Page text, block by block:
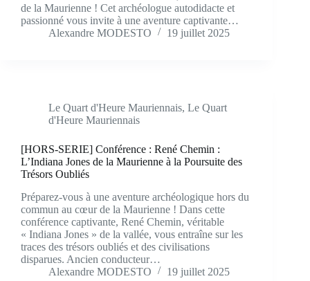
de la Maurienne ! Cet archéologue autodidacte et
passionné vous invite à une aventure captivante…
Alexandre MODESTO
19 juillet 2025
Le Quart d'Heure Mauriennais, Le Quart
d'Heure Mauriennais
[HORS-SERIE] Conférence : René Chemin :
L’Indiana Jones de la Maurienne à la Poursuite des
Trésors Oubliés
Préparez-vous à une aventure archéologique hors du
commun au cœur de la Maurienne ! Dans cette
conférence captivante, René Chemin, véritable
« Indiana Jones » de la vallée, vous entraîne sur les
traces des trésors oubliés et des civilisations
disparues. Ancien conducteur…
Alexandre MODESTO
19 juillet 2025